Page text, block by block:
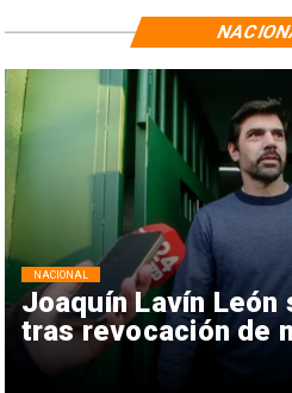
Joaquín Lavín León
tras revocación de
NACIONAL